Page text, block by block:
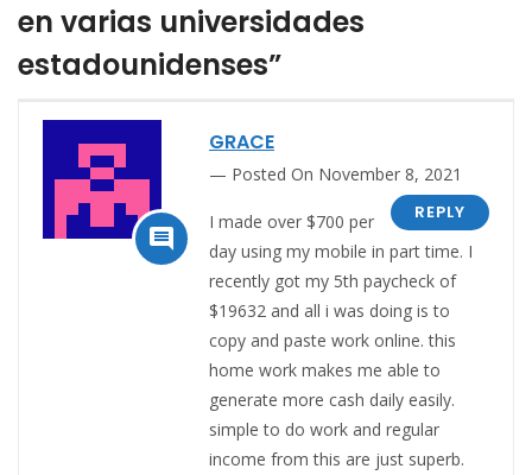
en varias universidades
estadounidenses”

GRACE
Posted On November 8, 2021
REPLY
I made over $700 per
day using my mobile in part time. I
recently got my 5th paycheck of
$19632 and all i was doing is to
copy and paste work online. this
home work makes me able to
generate more cash daily easily.
simple to do work and regular
income from this are just superb.